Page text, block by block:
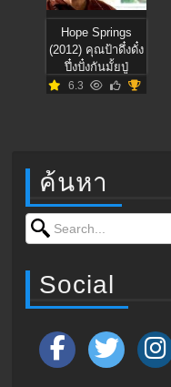
Hope Springs
(2012) คุณป้าดึ๋งดั๋ง
ปึ๋งปั๋งกันมั้ยปู่
6.3
ค้นหา
Search for:
Social